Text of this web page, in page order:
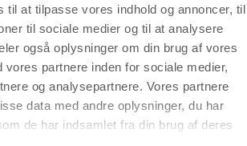
til at tilpasse vores indhold og annoncer, til
til sociale medier og til at analysere
også oplysninger om din brug af vores
vores partnere inden for sociale medier,
og analysepartnere. Vores partnere
data med andre oplysninger, du har
de har indsamlet fra din brug af deres
Mini DIY Kit Syning, Påskeæg,
pastelfarver, 1 pk.
1 stk á 39,94 kr.